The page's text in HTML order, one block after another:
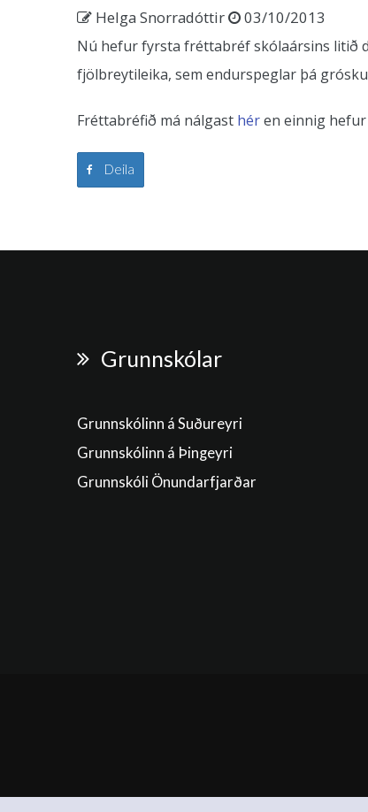
Helga Snorradóttir 03/10/2013
Nú hefur fyrsta fréttabréf skólaársins litið
fjölbreytileika, sem endurspeglar þá
Fréttabréfið má nálgast héren einnig
Deila
Grunnskólar
Grunnskólinn á Suðureyri
Grunnskólinn á Þingeyri
Grunnskóli Önundarfjarðar